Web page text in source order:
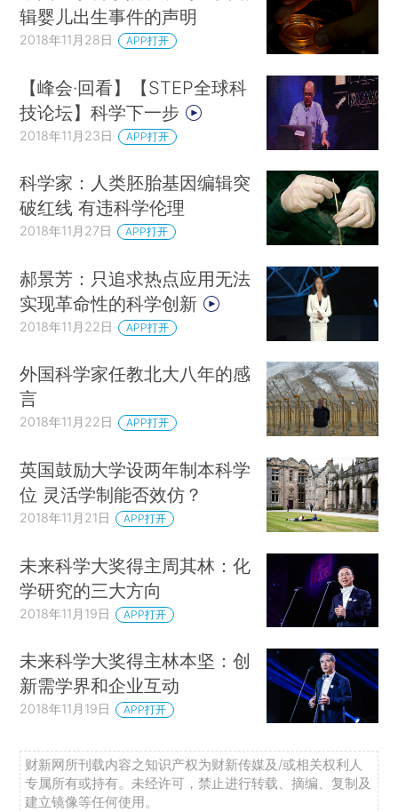
辑婴儿出生事件的声明
2018年11月28日 APP打开
【峰会·回看】【STEP全球科
技论坛】科学下一步
2018年11月23日 APP打开
科学家：人类胚胎基因编辑突
破红线 有违科学伦理
2018年11月27日 APP打开
郝景芳：只追求热点应用无法
实现革命性的科学创新
2018年11月22日 APP打开
外国科学家任教北大八年的感
言
2018年11月22日 APP打开
英国鼓励大学设两年制本科学
位 灵活学制能否效仿？
2018年11月21日 APP打开
未来科学大奖得主周其林：化
学研究的三大方向
2018年11月19日 APP打开
未来科学大奖得主林本坚：创
新需学界和企业互动
2018年11月19日 APP打开
财新网所刊载内容之知识产权为财新传媒及/或相关权利人
专属所有或持有。未经许可，禁止进行转载、摘编、复制及
建立镜像等任何使用。